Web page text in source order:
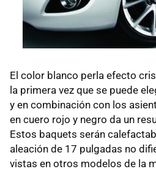
El color blanco perla efecto
la primera vez que se puede
y en combinación con los
en cuero rojo y negro da un
Estos baquets serán
aleación de 17 pulgadas no
vistas en otros modelos de la